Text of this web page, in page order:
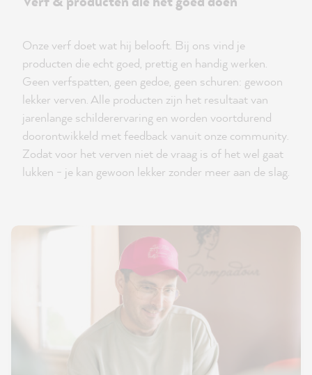
Onze verf doet wat hij belooft. Bij ons vind je
producten die echt goed, prettig en handig werken.
Geen verfspatten, geen gedoe, geen schuren: gewoon
lekker verven. Alle producten zijn het resultaat van
jarenlange schilderervaring en worden voortdurend
doorontwikkeld met feedback vanuit onze community.
Zodat voor het verven niet de vraag is of het wel gaat
lukken - je kan gewoon lekker zonder meer aan de slag.